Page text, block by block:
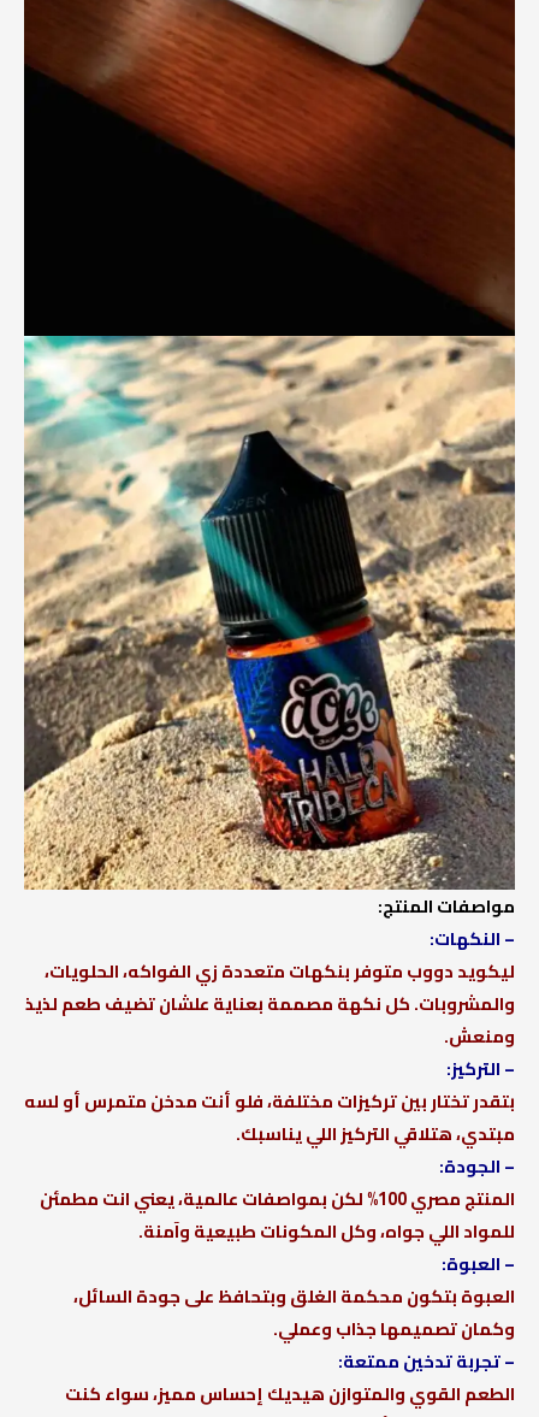
مواصفات المنتج:
– النكهات:
ليكويد دووب متوفر بنكهات متعددة زي الفواكه، الحلويات،
والمشروبات. كل نكهة مصممة بعناية علشان تضيف طعم لذيذ
ومنعش.
– التركيز:
بتقدر تختار بين تركيزات مختلفة، فلو أنت مدخن متمرس أو لسه
مبتدي، هتلاقي التركيز اللي يناسبك.
– الجودة:
المنتج مصري 100% لكن بمواصفات عالمية، يعني انت مطمئن
للمواد اللي جواه، وكل المكونات طبيعية وآمنة.
– العبوة:
العبوة بتكون محكمة الغلق وبتحافظ على جودة السائل،
وكمان تصميمها جذاب وعملي.
– تجربة تدخين ممتعة:
الطعم القوي والمتوازن هيديك إحساس مميز، سواء كنت